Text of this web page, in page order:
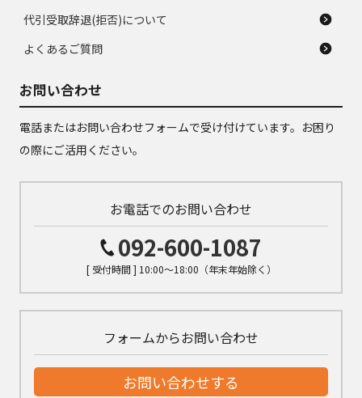
代引受取辞退(拒否)について
よくあるご質問
お問い合わせ
電話またはお問い合わせフォームで受け付けています。お困り
の際にご活用ください。
お電話でのお問い合わせ
092-600-1087
[ 受付時間 ] 10:00～18:00（年末年始除く）
フォームからお問い合わせ
お問い合わせする